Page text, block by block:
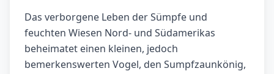
Das verborgene Leben der Sümpfe und
feuchten Wiesen Nord- und Südamerikas
beheimatet einen kleinen, jedoch
bemerkenswerten Vogel, den Sumpfzaunkönig,